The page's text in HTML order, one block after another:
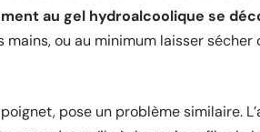
au gel hydroalcoolique se
mains, ou au minimum laisser
pose un problème similaire.